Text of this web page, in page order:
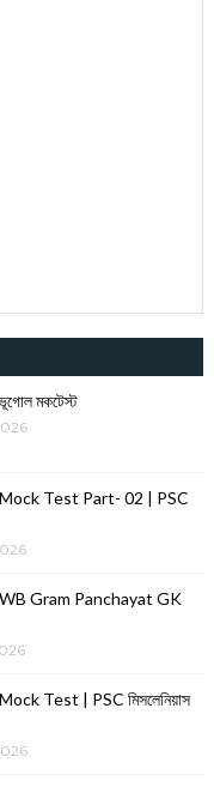
ভূগোল মকটেস্ট
Test Part- 02 | PSC
| WB Gram Panchayat GK
Test | PSC মিসলেনিয়াস